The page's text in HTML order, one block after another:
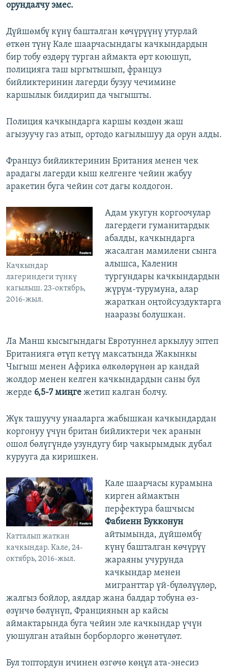
орундалчу эмес.
Дүйшөмбү күнү башталган көчүрүүнү утурлай
өткөн түнү Кале шаарчасындагы качкындардын
бир тобу өздөрү турган аймакта өрт коюшуп,
полицияга таш ыргытышып, француз
бийликтеринин лагерди бузуу чечимине
каршылык билдирип да чыгышты.
Полиция качкындарга каршы көздөн жаш
агызуучу газ атып, ортодо кагылышуу да орун алды.
Француз бийликтеринин Британия менен чек
арадагы лагерди кыш келгенге чейин жабуу
аракетин буга чейин сот дагы колдогон.
Качкындар
лагериндеги түнкү
кагылыш. 23-октябрь,
2016-жыл.
Адам укугун коргоочулар
лагердеги гуманитардык
абалды, качкындарга
жасалган мамилени сынга
алышса, Каленин
тургундары качкындардын
жүрүм-турумуна, алар
жараткан оңтойсуздуктарга
нааразы болушкан.
Ла Манш кысыгындагы Евротуннел аркылуу эптеп
Британияга өтүп кетүү максатында Жакынкы
Чыгыш менен Африка өлкөлөрүнөн ар кандай
жолдор менен келген качкындардын саны бул
жерде 6,5-7 миңге жетип калган болчу.
Жүк ташуучу унааларга жабышкан качкындардан
коргонуу үчүн британ бийликтери чек аранын
ошол бөлүгүндө узундугу бир чакырымдык дубал
курууга да киришкен.
Катталып жаткан
качкындар. Кале, 24-
октябрь, 2016-жыл.
Кале шаарчасы курамына
кирген аймактын
перфектура башчысы
Фабиенн Букконун
айтымында, дүйшөмбү
күнү башталган көчүрүү
жараяны учурунда
качкындар менен
мигранттар үй-бүлөлүүлөр,
жалгыз бойлор, аялдар жана балдар тобуна өз-
өзүнчө бөлүнүп, Франциянын ар кайсы
аймактарында буга чейин эле качкындар үчүн
уюшулган атайын борборлорго жөнөтүлөт.
Бул топтордун ичинен өзгөчө көңүл ата-энесиз